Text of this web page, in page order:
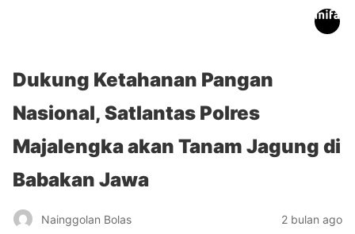
Dukung Ketahanan Pangan
Nasional, Satlantas Polres
Majalengka akan Tanam Jagung di
Babakan Jawa
Nainggolan Bolas 2 bulan ago